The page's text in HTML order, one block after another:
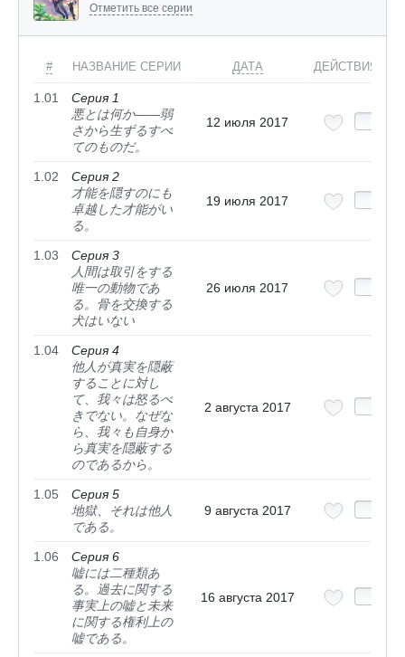
Отметить все серии
# НАЗВАНИЕ СЕРИИ ДАТА ДЕЙСТВИЯ
1.01
Серия 1
悪とは何か――弱
さから生ずるすべ
てのものだ。
12 июля 2017
1.02
Серия 2
才能を隠すのにも
卓越した才能がい
る。
19 июля 2017
1.03
Серия 3
人間は取引をする
唯一の動物であ
る。骨を交換する
犬はいない
26 июля 2017
1.04
Серия 4
他人が真実を隠蔽
することに対し
て、我々は怒るべ
きでない。なぜな
ら、我々も自身か
ら真実を隠蔽する
のであるから。
2 августа 2017
1.05
Серия 5
地獄、それは他人
である。
9 августа 2017
1.06
Серия 6
嘘には二種類あ
る。過去に関する
事実上の嘘と未来
に関する権利上の
嘘である。
16 августа 2017